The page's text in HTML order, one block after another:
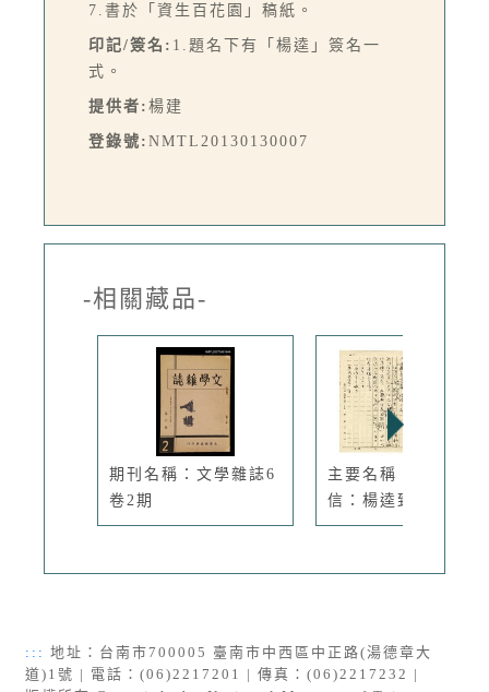
7.書於「資生百花園」稿紙。
印記/簽名: 1.題名下有「楊逵」簽名一
式。
提供者: 楊建
登錄號: NMTL20130130007
-相關藏品-
期刊名稱：文學雜誌6
卷2期
主要名稱：楊逵書
信：楊逵致春...
::: 地址：台南市700005 臺南市中西區中正路(湯德章大
道)1號 | 電話：(06)2217201 | 傳真：(06)2217232 |